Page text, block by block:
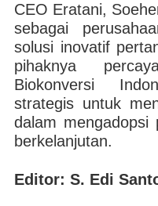
CEO Eratani,
sebagai
solusi inovatif
pihaknya
Biokonversi
strategis untuk
dalam mengadopsi
berkelanjutan.
Editor: S. Edi